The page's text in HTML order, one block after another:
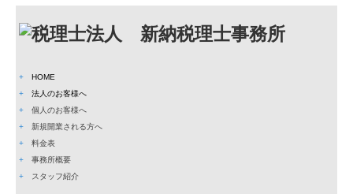
+HOME
+法人のお客様へ
+個人のお客様へ
+新規開業される方へ
+料金表
+事務所概要
+ スタッフ紹介